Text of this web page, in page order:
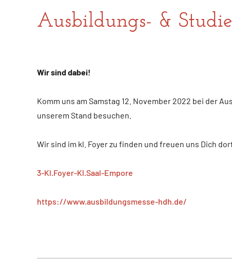
Ausbildungs- &
Wir sind dabei!
Komm uns am Samstag 12. November 2022 bei der
unserem Stand besuchen.
Wir sind im kl. Foyer zu finden und freuen uns Dich
3-Kl.Foyer-Kl.Saal-Empore
https://www.ausbildungsmesse-hdh.de/